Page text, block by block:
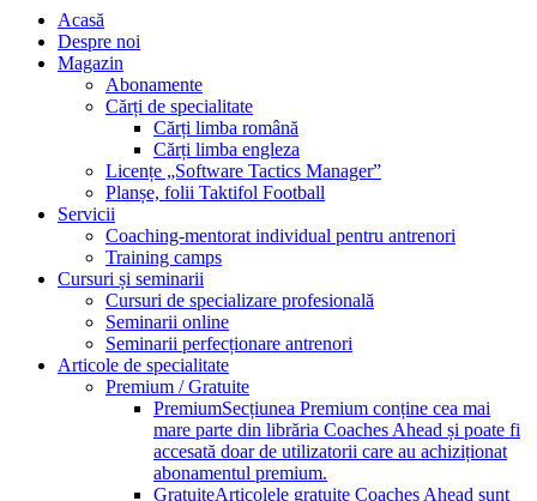
Acasă
Despre noi
Magazin
Abonamente
Cărți de specialitate
Cărți limba română
Cărți limba engleza
Licențe „Software Tactics Manager”
Planșe, folii Taktifol Football
Servicii
Coaching-mentorat individual pentru antrenori
Training camps
Cursuri și seminarii
Cursuri de specializare profesională
Seminarii online
Seminarii perfecționare antrenori
Articole de specialitate
Premium / Gratuite
PremiumSecțiunea Premium conține cea mai
mare parte din librăria Coaches Ahead și poate fi
accesată doar de utilizatorii care au achiziționat
abonamentul premium.
GratuiteArticolele gratuite Coaches Ahead sunt